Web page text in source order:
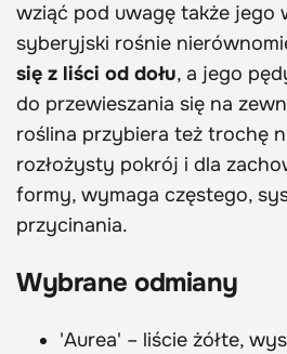
wziąć pod uwagę także jego
syberyjski rośnie
się z liści od dołu, a jego
do przewieszania się na
roślina przybiera też trochę
rozłożysty pokrój i dla
formy, wymaga częstego,
przycinania.
Wybrane odmiany
'Aurea' – liście żółte,